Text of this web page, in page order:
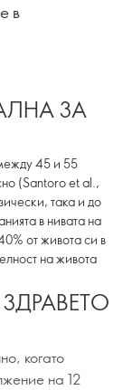
в
ЗА
45 и 55
(Santoro et al.,
така и до
в нивата на
от живота си в
на живота
когато
на 12